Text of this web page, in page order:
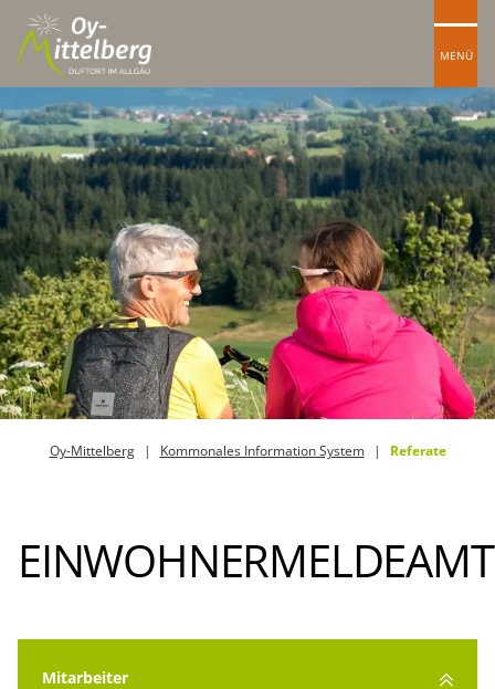
MENÜ
Oy-Mittelberg Kommonales Information System Referate
EINWOHNERMELDEAMT
Mitarbeiter